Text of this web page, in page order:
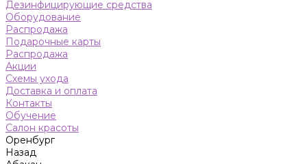
Дезинфицирующие средства
Оборудование
Распродажа
Подарочные карты
Распродажа
Акции
Схемы ухода
Доставка и оплата
Контакты
Обучение
Салон красоты
Оренбург
Назад